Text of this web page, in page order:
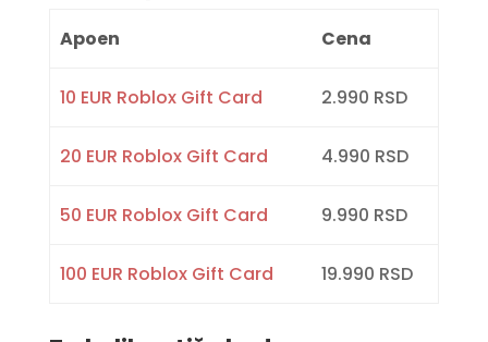
Apoen Cena
10 EUR Roblox Gift Card 2.990 RSD
20 EUR Roblox Gift Card 4.990 RSD
50 EUR Roblox Gift Card 9.990 RSD
100 EUR Roblox Gift Card 19.990 RSD